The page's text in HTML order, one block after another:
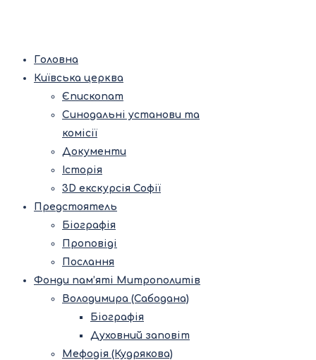
Головна
Київська церква
Єпископат
Синодальні установи та
комісії
Документи
Історія
3D екскурсія Софії
Предстоятель
Біографія
Проповіді
Послання
Фонди пам’яті Митрополитів
Володимира (Сабодана)
Біографія
Духовний заповіт
Мефодія (Кудрякова)